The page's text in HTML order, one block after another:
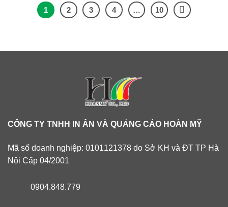
1 2 3 4 … 10
CÔNG TY TNHH IN ẤN VÀ QUẢNG CÁO HOÀN MỸ
Mã số doanh nghiệp: 0101121378 do Sở KH và ĐT TP Hà
Nội Cấp 04/2001
0904.848.779